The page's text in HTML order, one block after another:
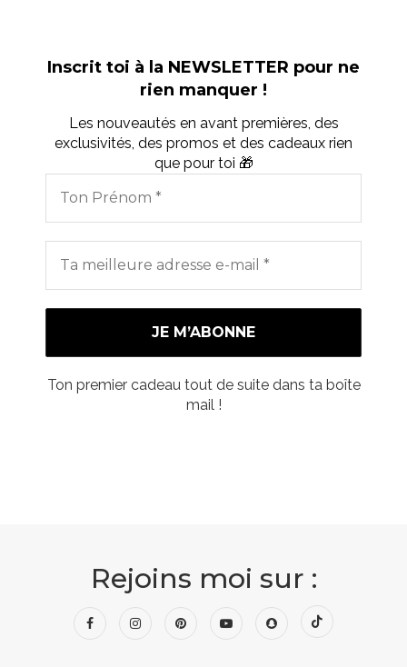
Inscrit toi à la NEWSLETTER pour ne
rien manquer !
Les nouveautés en avant premières, des
exclusivités, des promos et des cadeaux rien
que pour toi 🎁
Ton premier cadeau tout de suite dans ta boîte
mail !
Rejoins moi sur :